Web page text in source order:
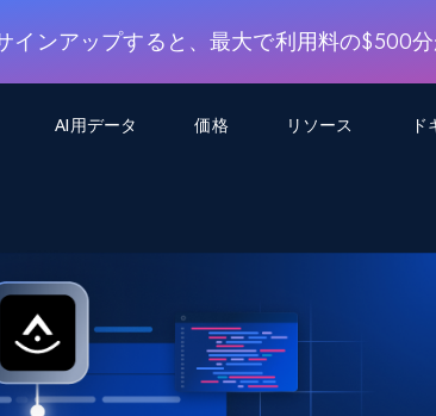
インアップすると、最大で利用料の$500分
を解決
for agents
リンクトイン eコマース
ソーシャルメディア
AIスクレイパースタジオ
AI用データ
少ない障壁でトレ
応済み
のポリシー学習のた
を絞ったウェブ動
エージェントブラウザ
エージェントがウェブサイト
できるようにする
価格
$1/1k req
から始まる
$1/1k req
から始まる
Scraper Studio
FREE TIER
リソース
ケーススタディ
ド